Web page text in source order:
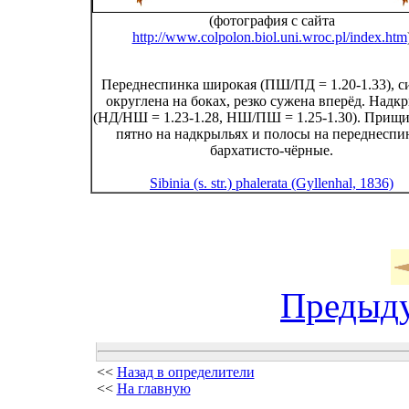
(фотография с сайта
http://www.colpolon.biol.uni.wroc.pl/index.htm
Переднеспинка широкая (ПШ/ПД = 1.20-1.33),
округлена на боках, резко сужена вперёд.
(НД/НШ = 1.23-1.28, НШ/ПШ = 1.25-1.30).
пятно на надкрыльях и полосы на
бархатисто-чёрные.
Sibinia (s. str.) phalerata (Gyllenhal, 1836)
<< Назад в определители
<< На главную